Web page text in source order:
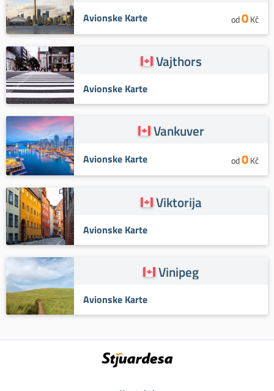
Avionske Karte od0Kč
Vajthors
Avionske Karte
Vankuver
Avionske Karte od0Kč
Viktorija
Avionske Karte
Vinipeg
Avionske Karte